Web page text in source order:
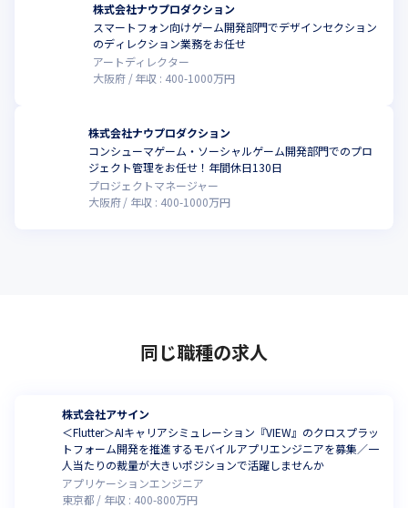
株式会社ナウプロダクション
スマートフォン向けゲーム開発部門でデザインセクション
のディレクション業務をお任せ
アートディレクター
大阪府
年収 : 400-1000万円
株式会社ナウプロダクション
コンシューマゲーム・ソーシャルゲーム開発部門でのプロ
ジェクト管理をお任せ！年間休日130日
プロジェクトマネージャー
大阪府
年収 : 400-1000万円
同じ職種の求人
株式会社アサイン
＜Flutter＞AIキャリアシミュレーション『VIEW』のクロスプラッ
トフォーム開発を推進するモバイルアプリエンジニアを募集／一
人当たりの裁量が大きいポジションで活躍しませんか
アプリケーションエンジニア
東京都
年収 : 400-800万円